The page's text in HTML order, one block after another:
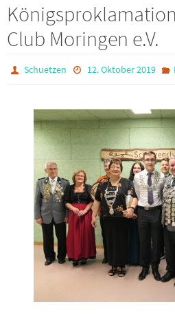
Club Moringen e.V.
Schuetzen 12. Oktober 2019